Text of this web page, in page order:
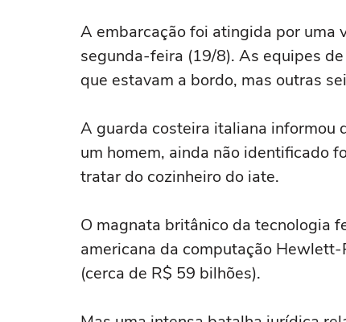
A embarcação foi atingida por uma
segunda-feira (19/8). As equipes
que estavam a bordo, mas outras
A guarda costeira italiana informou
um homem, ainda não identificado
tratar do cozinheiro do iate.
O magnata britânico da tecnologia
americana da computação
(cerca de R$ 59 bilhões).